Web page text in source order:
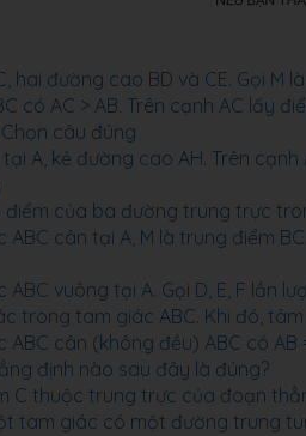
hai đường cao BD và CE. Gọi M
có AC > AB. Trên cạnh AC lấy
câu đúng
A, kẻ đường cao AH. Trên
điểm của ba đường trung trực
ABC cân tại A, M là trung điểm
ABC vuông tại A. Gọi D, E, F lần
trong tam giác ABC. Khi đó,
ABC cân (không đều) ABC có
định nào sau đây là đúng?
C thuộc trung trực của đoạn
tam giác có một đường trung